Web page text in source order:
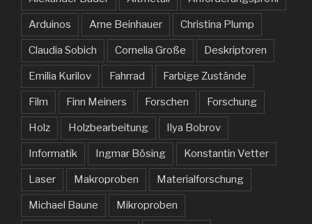
Arduinos Arne Beinhauer Christina Plump
Claudia Sobich Cornelia Große Deskriptoren
Emilia Kurilov Fahrrad Farbige Zustände
Film Finn Meiners Forschen Forschung
Holz Holzbearbeitung Ilya Bobrov
Informatik Ingmar Bösing Konstantin Vetter
Laser Makroproben Materialforschung
Michael Baune Mikroproben